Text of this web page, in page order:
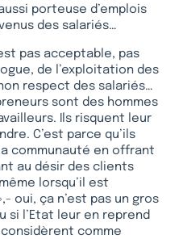
porteuse d’emplois
des salariés…
pas acceptable, pas
de l’exploitation des
respect des salariés…
sont des hommes
Ils risquent leur
C’est parce qu’ils
communauté en offrant
au désir des clients
lorsqu’il est
oui, ça n’est pas un gros
l’Etat leur en reprend
considèrent comme